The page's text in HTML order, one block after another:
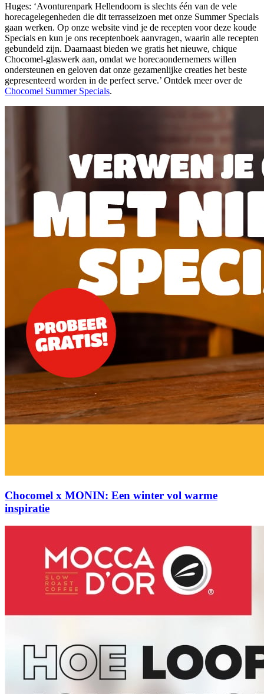
Huges: ‘Avonturenpark Hellendoorn is slechts één van de vele
horecagelegenheden die dit terrasseizoen met onze Summer Specials
gaan werken. Op onze website vind je de recepten voor deze koude
Specials en kun je ons receptenboek aanvragen, waarin alle recepten
gebundeld zijn. Daarnaast bieden we gratis het nieuwe, chique
Chocomel-glaswerk aan, omdat we horecaondernemers willen
ondersteunen en geloven dat onze gezamenlijke creaties het beste
gepresenteerd worden in de perfect serve.’ Ontdek meer over de
Chocomel Summer Specials.
Chocomel x MONIN: Een winter vol warme
inspiratie